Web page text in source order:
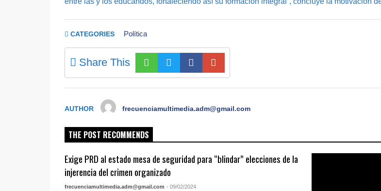
CATEGORIES Política
Share This
AUTHOR frecuenciamultimedia.adm@gmail.com
THE POST RECOMMENDS
Exige PRD al estado mesa de seguridad para “blindar” elecciones de la
injerencia del crimen organizado
frecuenciamultimedia.adm@gmail.com - 09/02/2024